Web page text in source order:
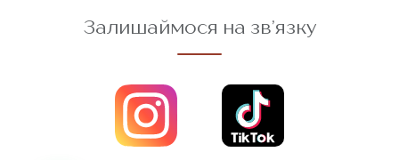
Залишаймося на зв’язку